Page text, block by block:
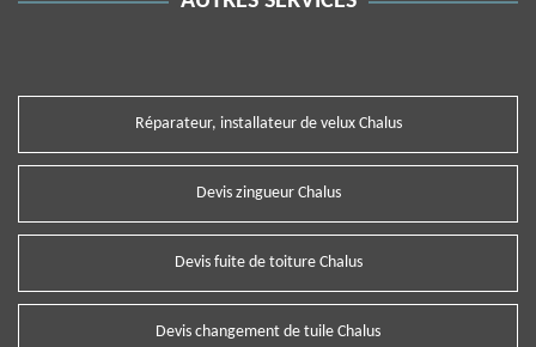
Réparateur, installateur de velux Chalus
Devis zingueur Chalus
Devis fuite de toiture Chalus
Devis changement de tuile Chalus